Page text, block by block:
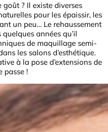
? Il existe diverses
pour les épaissir, les
un peu… Le rehaussement
années qu’il
de maquillage semi-
les salons d’esthétique.
à la pose d’extensions de
passe !